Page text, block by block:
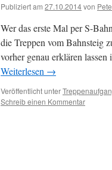
Publiziert am 27.10.2014von
Wer das erste Mal per S-
die Treppen vom Bahnsteig
vorher genau erklären
Weiterlesen →
Veröffentlicht unter
Schreib einen Kommentar